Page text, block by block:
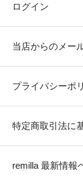
ログイン
当店からのメー
プライバシーポ
特定商取引法に
remilla 最新情報